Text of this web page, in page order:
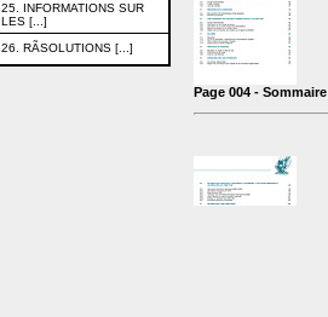
25. INFORMATIONS SUR
LES [...]
26. RÃSOLUTIONS [...]
Page 004 - Sommaire